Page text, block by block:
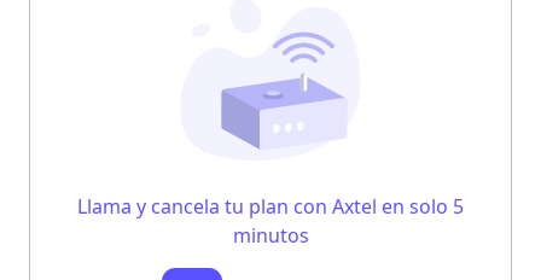
Llama y cancela tu plan con Axtel en solo 5
minutos